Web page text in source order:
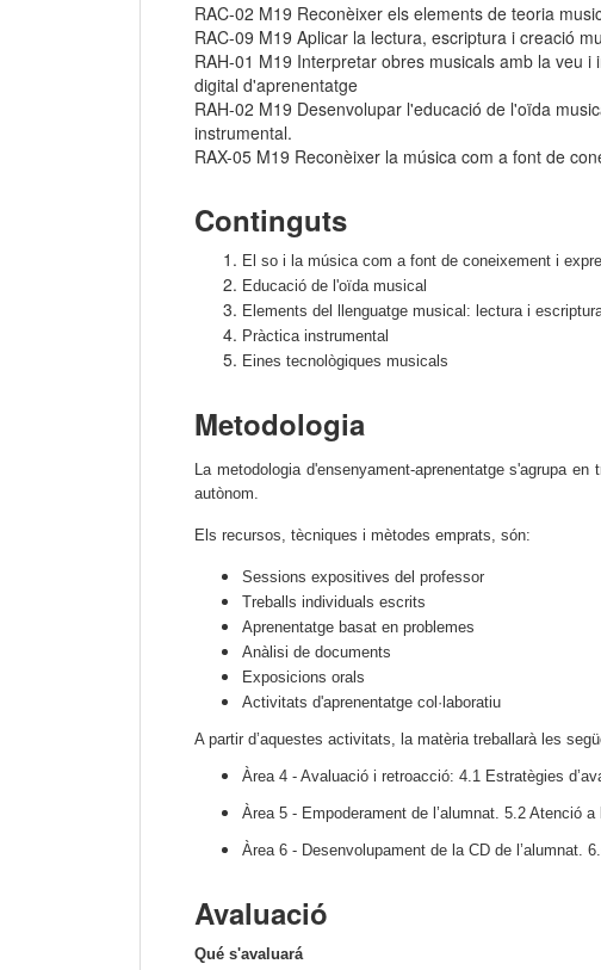
RAC-02 M19 Reconèixer els elements de teoria
RAC-09 M19 Aplicar la lectura, escriptura i creació
RAH-01 M19 Interpretar obres musicals amb la veu
digital d'aprenentatge
RAH-02 M19 Desenvolupar l'educació de l'oïda
instrumental.
RAX-05 M19 Reconèixer la música com a font de
Continguts
El so i la música com a font de coneixement i
Educació de l'oïda musical
Elements del llenguatge musical: lectura i
Pràctica instrumental
Eines tecnològiques musicals
Metodologia
La metodologia d'ensenyament-aprenentatge s'agrupa
autònom.
Els recursos, tècniques i mètodes emprats, són:
Sessions expositives del professor
Treballs individuals escrits
Aprenentatge basat en problemes
Anàlisi de documents
Exposicions orals
Activitats d'aprenentatge col·laboratiu
A partir d’aquestes activitats, la matèria treballarà les
Àrea 4 - Avaluació i retroacció: 4.1 Estratègies
Àrea 5 - Empoderament de l’alumnat. 5.2 Atenció
Àrea 6 - Desenvolupament de la CD de l’alumnat.
Avaluació
Qué s'avaluará